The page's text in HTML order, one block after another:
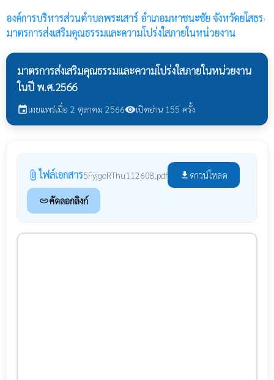
องค์การบริหารส่วนตำบลพระเสาร์ อำเภอมหาชนะชัย จังหวัดยโสธร›
มาตรการส่งเสริมคุณธรรมและความโปร่งใสภายในหน่วยงาน
มาตรการส่งเสริมคุณธรรมและความโปร่งใสภายในหน่วยงาน
ในปี พ.ศ.2566
eventเผยแพร่เมื่อ 2 ตุลาคม 2566visibilityเปิดอ่าน 155 ครั้ง
attach_file ไฟล์เอกสาร5FyjgoRThu112608.pdf file_download ดาวน์โหลด
linkคัดลอกลิงก์